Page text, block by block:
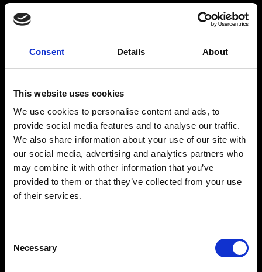
Consent Details About
This website uses cookies
We use cookies to personalise content and ads, to
provide social media features and to analyse our traffic.
We also share information about your use of our site with
our social media, advertising and analytics partners who
may combine it with other information that you’ve
provided to them or that they’ve collected from your use
of their services.
Selection
Necessary